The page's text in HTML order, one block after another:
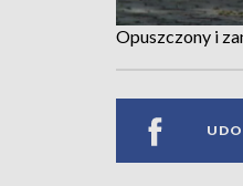
Opuszczony i